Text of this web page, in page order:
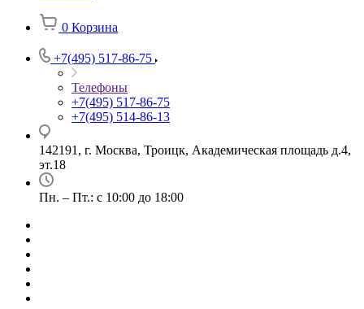
0 Корзина
+7(495) 517-86-75
Телефоны
+7(495) 517-86-75
+7(495) 514-86-13
142191, г. Москва, Троицк, Академическая площадь д.4,
эт.18
Пн. – Пт.: с 10:00 до 18:00